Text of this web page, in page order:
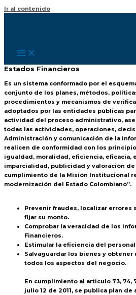
Ir al contenido
Estados Financieros
Es un sistema conformado por el
conjunto de los planes, métodos,
procedimientos y mecanismos de
adoptados por las entidades públicas
actividad del proceso administrativo,
todas las actividades, operaciones,
Administración y comunicación de la
realicen de conformidad con los
igualdad, moralidad, eficiencia, eficacia,
imparcialidad, publicidad y valoración
cumplimiento de la Misión Institucional
modernización del Estado Colombiano”.
Prevenir fraudes, localizar errores
fijar su monto.
Comprobar la veracidad de los
Financieros.
Estimular la eficiencia del
Salvaguardar los bienes y
todos los aspectos del negocio.
En cumplimiento al articulo 73, 74,
julio 12 de 2011, se publica plan de